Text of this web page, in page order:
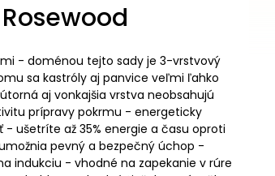
- doménou tejto sady je 3-vrstvový
sa kastróly aj panvice veľmi ľahko
aj vonkajšia vrstva neobsahujú
prípravy pokrmu - energeticky
ušetríte až 35% energie a času oproti
pevný a bezpečný úchop -
indukciu - vhodné na zapekanie v rúre